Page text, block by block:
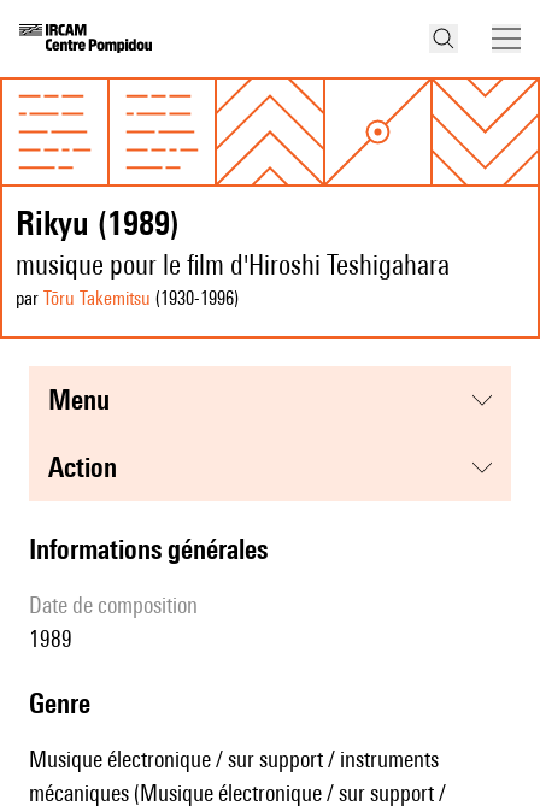
Rikyu (1989)
musique pour le film d'Hiroshi Teshigahara
par Tōru Takemitsu (1930-1996)
menu
action
informations générales
date de composition
1989
genre
Musique électronique / sur support / instruments
mécaniques (Musique électronique / sur support /